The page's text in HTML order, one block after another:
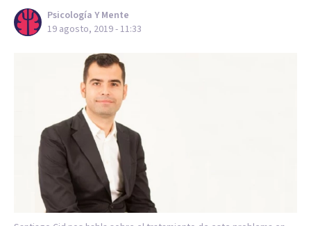
Psicología Y Mente
19 agosto, 2019 - 11:33